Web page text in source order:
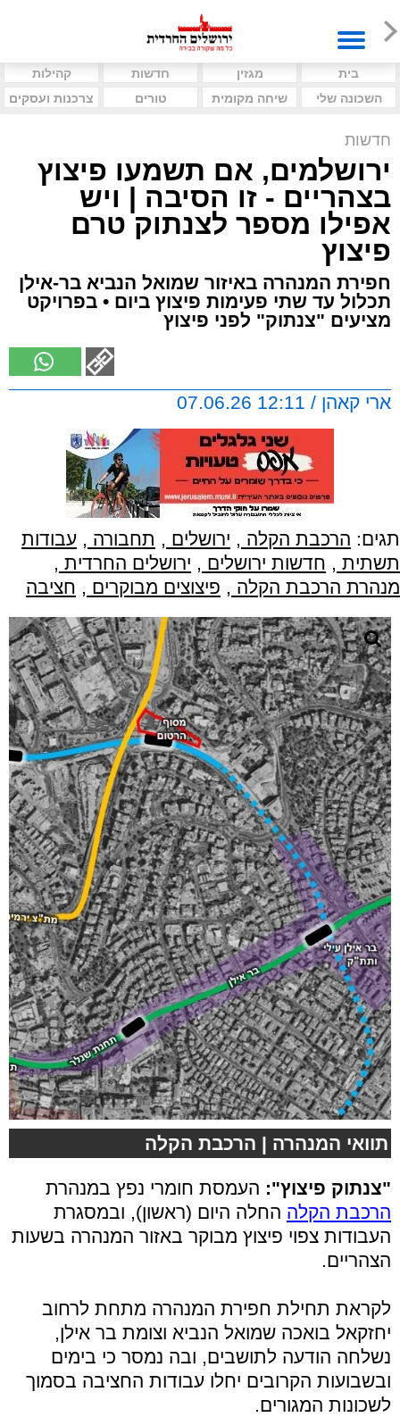
בית מגזין חדשות
קהילות
השכונה שלי
שיחה מקומית טורים צרכנות ועסקים
חדשות
ירושלמים, אם תשמעו פיצוץ
בצהריים - זו הסיבה | ויש
אפילו מספר לצנתוק טרם
פיצוץ
חפירת המנהרה באיזור שמואל הנביא בר-אילן
תכלול עד שתי פעימות פיצוץ ביום • בפרויקט
מציעים "צנתוק" לפני פיצוץ
ארי קאהן / 12:11 07.06.26
תגים: הרכבת הקלה , ירושלים , תחבורה , עבודות
תשתית , חדשות ירושלים , ירושלים החרדית ,
מנהרת הרכבת הקלה , פיצוצים מבוקרים , חציבה
תוואי המנהרה | הרכבת הקלה
"צנתוק פיצוץ": העמסת חומרי נפץ במנהרת
הרכבת הקלה החלה היום (ראשון), ובמסגרת
העבודות צפוי פיצוץ מבוקר באזור המנהרה בשעות
הצהריים.
לקראת תחילת חפירת המנהרה מתחת לרחוב
יחזקאל בואכה שמואל הנביא וצומת בר אילן,
נשלחה הודעה לתושבים, ובה נמסר כי בימים
ובשבועות הקרובים יחלו עבודות החציבה בסמוך
לשכונות המגורים.